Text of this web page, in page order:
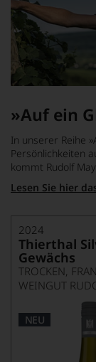
»Auf ein
In unserer Reihe
Persönlichkeiten
kommt Rudolf
Lesen Sie hier
2024
Thierthal
Gewächs
TROCKEN,
WEINGUT
NEU